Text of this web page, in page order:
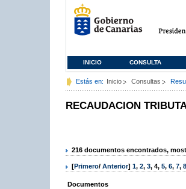
INICIO CONSULTA
Estás en: Inicio Consultas
RECAUDACION
216 documentos encontrados,
[Primero/ Anterior] 1, 2, 3, 4, 5, 6, 7, 8
Documentos